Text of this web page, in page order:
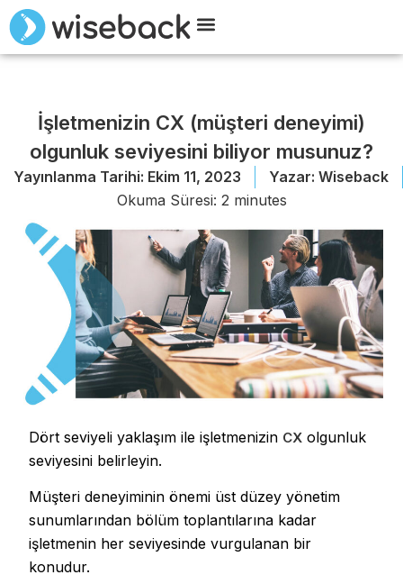
İşletmenizin CX (müşteri deneyimi)
olgunluk seviyesini biliyor musunuz?
Yayınlanma Tarihi: Ekim 11, 2023 Yazar: Wiseback
Okuma Süresi: 2 minutes
Dört seviyeli yaklaşım ile işletmenizin CX olgunluk
seviyesini belirleyin.
Müşteri deneyiminin önemi üst düzey yönetim
sunumlarından bölüm toplantılarına kadar
işletmenin her seviyesinde vurgulanan bir
konudur.